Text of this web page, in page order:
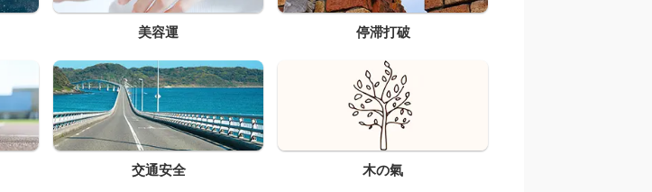
美容運 停滞打破
交通安全 木の氣